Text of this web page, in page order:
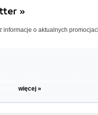
»
informacje o aktualnych
więcej »